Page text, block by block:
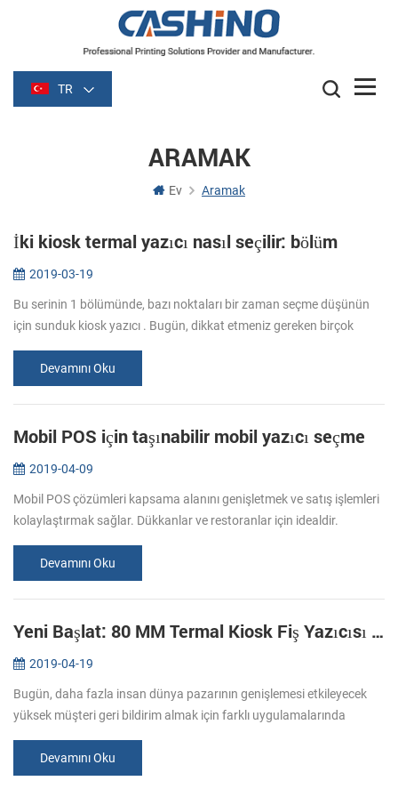
TR
ARAMAK
Ev Aramak
İki kiosk termal yazıcı nasıl seçilir: bölüm
2019-03-19
Bu serinin 1 bölümünde, bazı noktaları bir zaman seçme düşünün
için sunduk kiosk yazıcı . Bugün, dikkat etmeniz gereken birçok
kalınlığ...Devamını Oku
Mobil POS için taşınabilir mobil yazıcı seçme
2019-04-09
Mobil POS çözümleri kapsama alanını genişletmek ve satış işlemleri
kolaylaştırmak sağlar. Dükkanlar ve restoranlar için idealdir.
Devamını Oku
Yeni Başlat: 80 MM Termal Kiosk Fiş Yazıcısı KP-320
2019-04-19
Bugün, daha fazla insan dünya pazarının genişlemesi etkileyecek
yüksek müşteri geri bildirim almak için farklı uygulamalarında
termal kio...
Devamını Oku